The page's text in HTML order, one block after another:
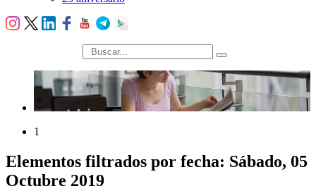
búsqueda
1
Elementos filtrados por fecha: Sábado, 05
Octubre 2019